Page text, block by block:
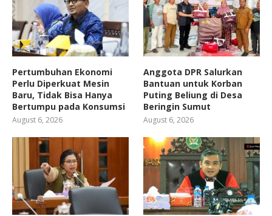
Pertumbuhan Ekonomi
Perlu Diperkuat Mesin
Baru, Tidak Bisa Hanya
Bertumpu pada Konsumsi
August 6, 2026
Anggota DPR Salurkan
Bantuan untuk Korban
Puting Beliung di Desa
Beringin Sumut
August 6, 2026